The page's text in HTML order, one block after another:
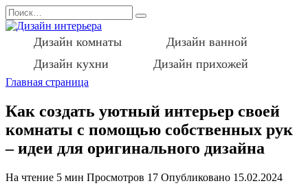
Перейти
к
содержанию
Search
for:
Дизайн комнаты
Дизайн ванной
Дизайн кухни
Дизайн прихожей
Главная страница
Как создать уютный интерьер своей
комнаты с помощью собственных рук
– идеи для оригинального дизайна
На чтение 5 мин Просмотров 17 Опубликовано 15.02.2024